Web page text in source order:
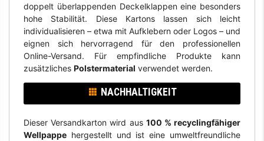
doppelt überlappenden Deckelklappen eine besonders
hohe Stabilität. Diese Kartons lassen sich leicht
individualisieren – etwa mit Aufklebern oder Logos – und
eignen sich hervorragend für den professionellen
Online-Versand. Für empfindliche Produkte kann
zusätzliches Polstermaterial verwendet werden.
NACHHALTIGKEIT
Dieser Versandkarton wird aus 100 % recyclingfähiger
Wellpappehergestellt und ist eine umweltfreundliche